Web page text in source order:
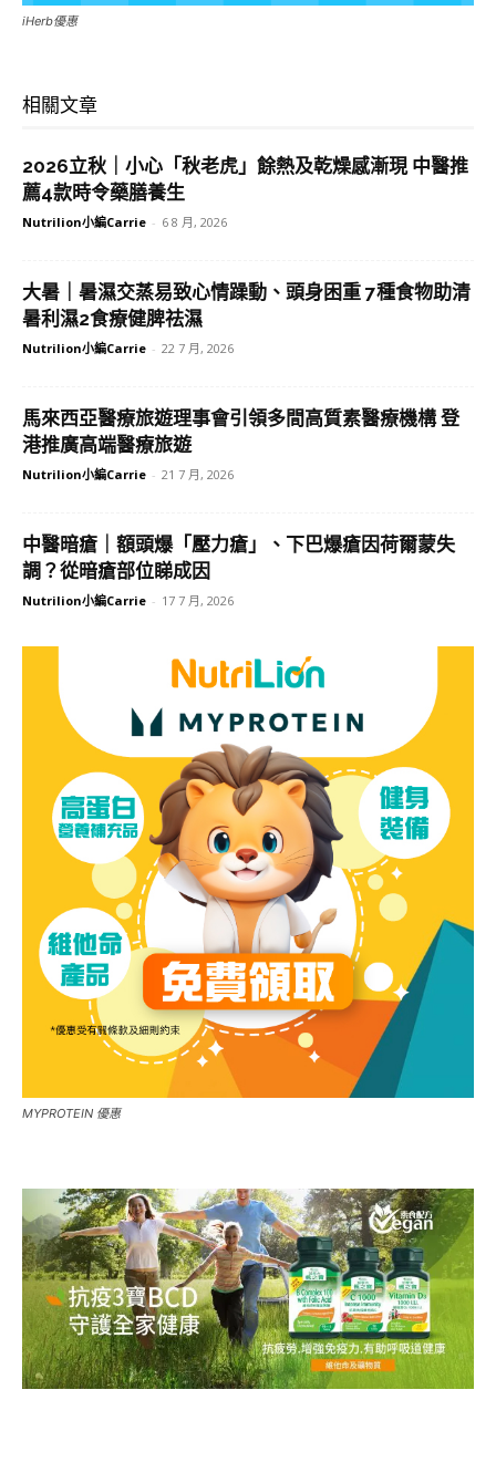
iHerb優惠
相關文章
2026立秋｜小心「秋老虎」餘熱及乾燥感漸現 中醫推
薦4款時令藥膳養生
Nutrilion小編Carrie - 6 8 月, 2026
大暑｜暑濕交蒸易致心情躁動、頭身困重 7種食物助清
暑利濕2食療健脾祛濕
Nutrilion小編Carrie - 22 7 月, 2026
馬來西亞醫療旅遊理事會引領多間高質素醫療機構 登
港推廣高端醫療旅遊
Nutrilion小編Carrie - 21 7 月, 2026
中醫暗瘡｜額頭爆「壓力瘡」、下巴爆瘡因荷爾蒙失
調？從暗瘡部位睇成因
Nutrilion小編Carrie - 17 7 月, 2026
MYPROTEIN 優惠